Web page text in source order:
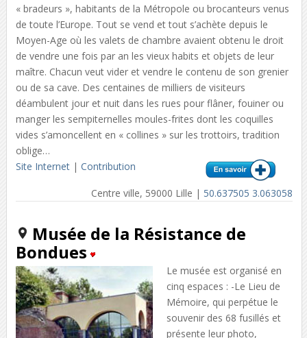
« bradeurs », habitants de la Métropole ou brocanteurs venus
de toute l’Europe. Tout se vend et tout s’achète depuis le
Moyen-Age où les valets de chambre avaient obtenu le droit
de vendre une fois par an les vieux habits et objets de leur
maître. Chacun veut vider et vendre le contenu de son grenier
ou de sa cave. Des centaines de milliers de visiteurs
déambulent jour et nuit dans les rues pour flâner, fouiner ou
manger les sempiternelles moules-frites dont les coquilles
vides s’amoncellent en « collines » sur les trottoirs, tradition
oblige…
Site Internet| Contribution
Centre ville, 59000 Lille | 50.637505 3.063058
Musée de la Résistance de
Bondues
Le musée est organisé en
cinq espaces : -Le Lieu de
Mémoire, qui perpétue le
souvenir des 68 fusillés et
présente leur photo,